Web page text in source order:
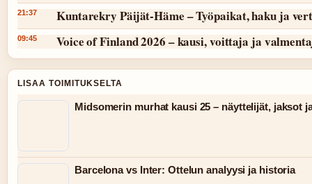
21:37 Kuntarekry Päijät-Häme – Työpaikat, haku ja
09:45 Voice of Finland 2026 – kausi, voittaja ja
LISAA TOIMITUKSELTA
Midsomerin murhat kausi 25 – näyttelijät, jaksot
Barcelona vs Inter: Ottelun analyysi ja historia